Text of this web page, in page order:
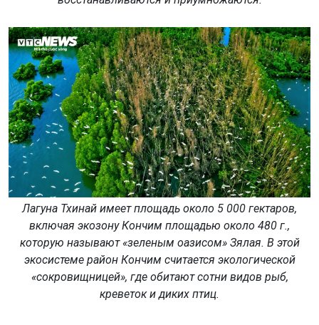
Лагуна Тхинай имеет площадь около 5 000 гектаров,
включая экозону Кончим площадью около 480 г.,
которую называют «зеленым оазисом» Зялая. В этой
экосистеме район Кончим считается экологической
«сокровищницей», где обитают сотни видов рыб,
креветок и диких птиц.